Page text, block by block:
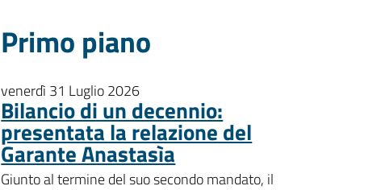
Primo piano
venerdì 31 Luglio 2026
Bilancio di un decennio:
presentata la relazione del
Garante Anastasìa
Giunto al termine del suo secondo mandato, il